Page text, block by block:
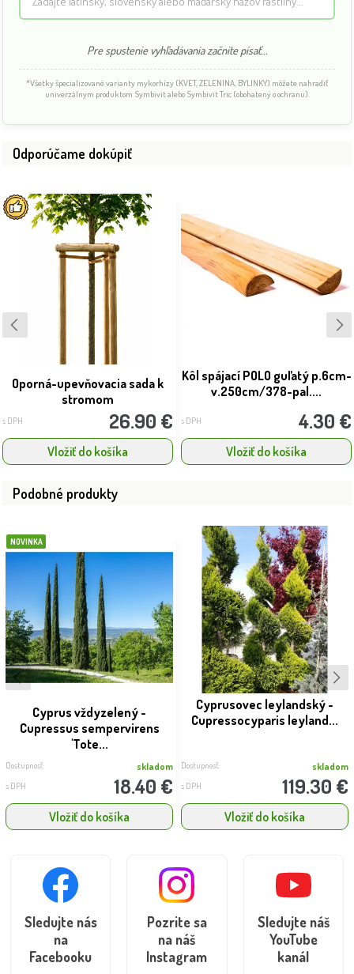
Pre spustenie vyhľadávania začnite písať...
*Všetky špecializované varianty mykorhízy (KVET, ZELENINA, BYLINKY) môžete nahradiť
univerzálnym produktom Symbivit alebo Symbivit Tric (obohatený o ochranu).
Odporúčame dokúpiť
Oporná-upevňovacia sada k
stromom
s DPH 26.90 €
Vložiť do košíka
Kôl spájací POLO guľatý p.6cm-
v.250cm/378-pal....
s DPH 4.30 €
Vložiť do košíka
Podobné produkty
NOVINKA
Cyprus vždyzelený -
Cupressus sempervirens
'Tote...
Dostupnosť: skladom
s DPH 18.40 €
Vložiť do košíka
Cyprusovec leylandský -
Cupressocyparis leyland...
Dostupnosť: skladom
s DPH 119.30 €
Vložiť do košíka
Sledujte nás
na
Facebooku
Pozrite sa
na náš
Instagram
Sledujte náš
YouTube
kanál